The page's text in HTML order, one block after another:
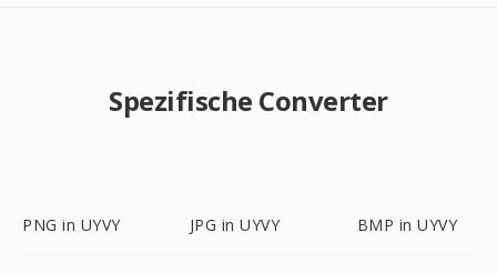
Spezifische Converter
PNG in UYVY JPG in UYVY BMP in UYVY